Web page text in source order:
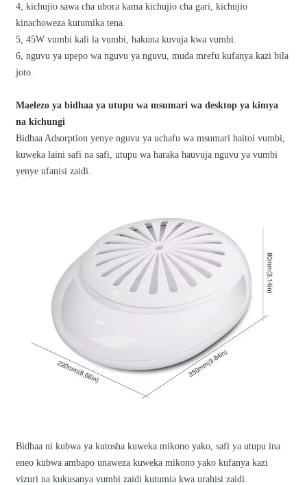
4, kichujio sawa cha ubora kama kichujio cha gari, kichujio
kinachoweza kutumika tena.
5, 45W vumbi kali la vumbi, hakuna kuvuja kwa vumbi.
6, nguvu ya upepo wa nguvu ya nguvu, muda mrefu kufanya kazi bila
joto.
Maelezo ya bidhaa ya utupu wa msumari wa desktop ya kimya
na kichungi
Bidhaa Adsorption yenye nguvu ya uchafu wa msumari haitoi vumbi,
kuweka laini safi na safi, utupu wa haraka hauvuja nguvu ya vumbi
yenye ufanisi zaidi.
Bidhaa ni kubwa ya kutosha kuweka mikono yako, safi ya utupu ina
eneo kubwa ambapo unaweza kuweka mikono yako kufanya kazi
vizuri na kukusanya vumbi zaidi kutumia kwa urahisi zaidi.